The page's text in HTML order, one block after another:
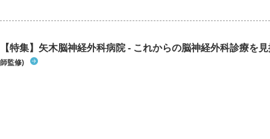
【特集】矢木脳神経外科病院 - これからの脳神経外科診療を
師監修)